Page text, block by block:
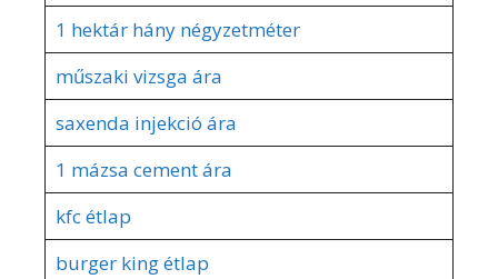
1 hektár hány négyzetméter
műszaki vizsga ára
saxenda injekció ára
1 mázsa cement ára
kfc étlap
burger king étlap